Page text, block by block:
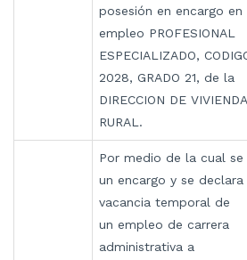
posesión en encargo en
empleo PROFESIONAL
ESPECIALIZADO,
2028, GRADO 21, de la
DIRECCION DE VIVIENDA
RURAL.
Por medio de la cual se
un encargo y se declara
vacancia temporal de
un empleo de carrera
administrativa a